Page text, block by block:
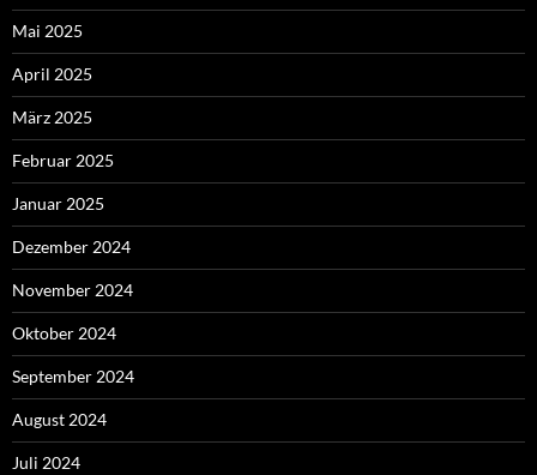
Mai 2025
April 2025
März 2025
Februar 2025
Januar 2025
Dezember 2024
November 2024
Oktober 2024
September 2024
August 2024
Juli 2024